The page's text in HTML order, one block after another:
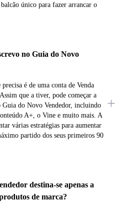
único para fazer arrancar o
no Guia do Novo
é de uma conta de Venda
que a tiver, pode começar a
Guia do Novo Vendedor, incluindo
A+, o Vine e muito mais. A
várias estratégias para aumentar
partido dos seus primeiros 90
destina-se apenas a
de marca?